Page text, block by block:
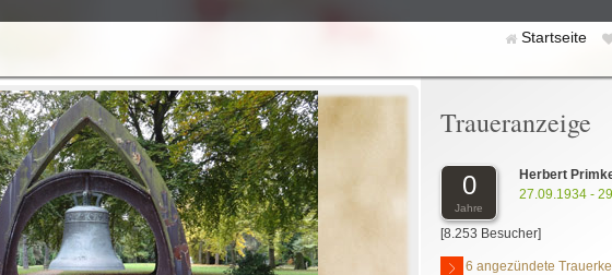
Startseite
Traueranzeige
0
Jahre
Herbert
27.09.1934 -
[8.253 Besucher]
6 angezündete